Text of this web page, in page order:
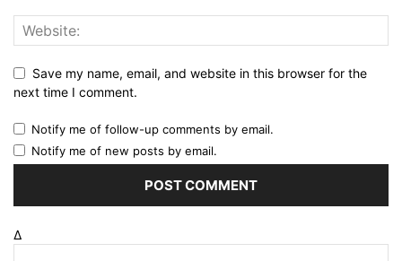
Save my name, email, and website in this browser for the
next time I comment.
Notify me of follow-up comments by email.
Notify me of new posts by email.
Δ